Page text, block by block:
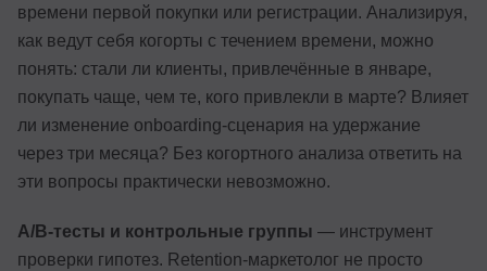
времени первой покупки или регистрации. Анализируя,
как ведут себя когорты с течением времени, можно
понять: стали ли клиенты, привлечённые в январе,
покупать чаще, чем те, кого привлекли в марте? Влияет
ли изменение onboarding-сценария на удержание
через три месяца? Без когортного анализа ответить на
эти вопросы практически невозможно.
A/B-тесты и контрольные группы — инструмент
проверки гипотез. Retention-маркетолог не просто